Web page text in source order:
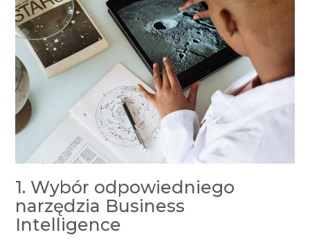
1. Wybór odpowiedniego
narzędzia Business
Intelligence